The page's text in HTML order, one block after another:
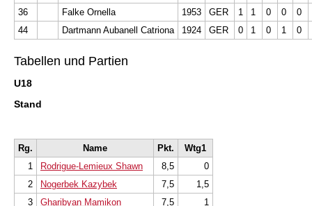
36
Falke Ornella 1953 GER 1 1 0 0
0
44
Dartmann Aubanell Catriona 1924 GER 0 1 0 1 0
Tabellen und Partien
U18
Stand
Rg. Name Pkt.
Wtg1
1
Rodrigue-Lemieux Shawn 8,5
0
2
Nogerbek Kazybek 7,5
1,5
3
Gharibyan Mamikon 7,5
1